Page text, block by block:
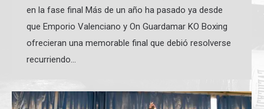
en la fase final Más de un año ha pasado ya desde
que Emporio Valenciano y On Guardamar KO Boxing
ofrecieran una memorable final que debió resolverse
recurriendo…